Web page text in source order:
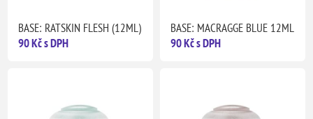
BASE: RATSKIN FLESH (12ML)
90 Kč s DPH
BASE: MACRAGGE BLUE 12ML
90 Kč s DPH